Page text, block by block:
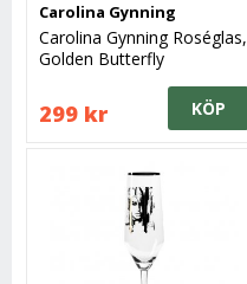
Carolina Gynning
Carolina Gynning Roséglas,
Golden Butterfly
299 kr KÖP